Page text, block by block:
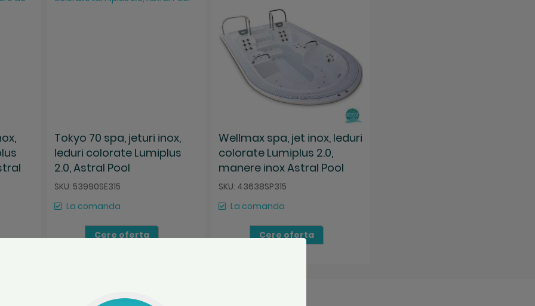
Tokyo 70 spa, jeturi inox,
leduri colorate Lumiplus
2.0, Astral Pool
SKU: 53990SE315
La comanda
Cere oferta
Wellmax spa, jet inox, leduri
colorate Lumiplus 2.0,
manere inox Astral Pool
SKU: 43638SP315
La comanda
Cere oferta